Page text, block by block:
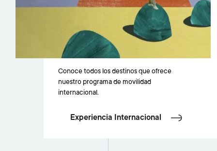
Conoce todos los destinos que ofrece
nuestro programa de movilidad
internacional.
Experiencia Internacional